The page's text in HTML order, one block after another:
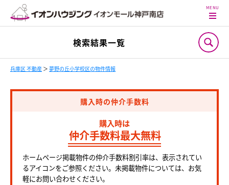
検索結果一覧
兵庫区 不動産 ＞ 夢野の丘小学校区の物件情報
購入時の仲介手数料
購入時は
仲介手数料最大無料
ホームページ掲載物件の仲介手数料割引率は、表示されてい
るアイコンをご参照ください。未掲載物件については、お気
軽にお問い合わせください。